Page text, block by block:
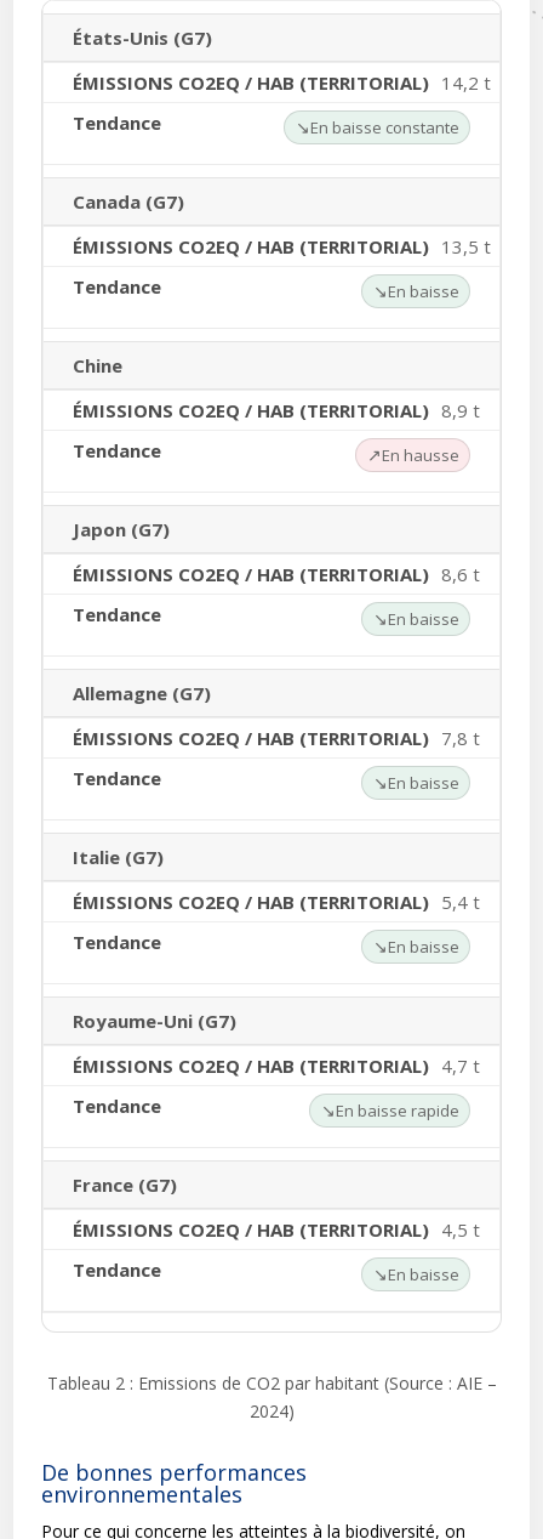
États-Unis (G7)
14,2 t
↘En baisse constante
Canada (G7)
13,5 t
↘En baisse
Chine
8,9 t
↗En hausse
Japon (G7)
8,6 t
↘En baisse
Allemagne (G7)
7,8 t
↘En baisse
Italie (G7)
5,4 t
↘En baisse
Royaume-Uni (G7)
4,7 t
↘En baisse rapide
France (G7)
4,5 t
↘En baisse
Tableau 2 : Emissions de CO2 par habitant (Source : AIE –
2024)
De bonnes performances
environnementales
Pour ce qui concerne les atteintes à la biodiversité, on